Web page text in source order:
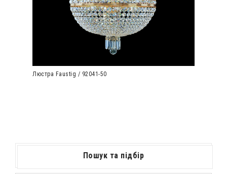
Люстра Faustig / 92041-50
Пошук та підбір